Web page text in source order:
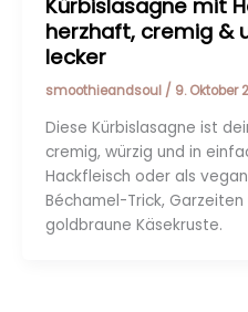
Kürbislasagne mit
herzhaft, cremig &
lecker
smoothieandsoul / 9. Oktober
Diese Kürbislasagne ist
cremig, würzig und in
Hackfleisch oder als
Béchamel-Trick,
goldbraune Käsekruste.